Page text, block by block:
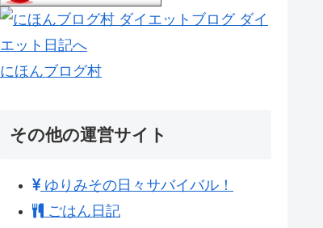
にほんブログ村
その他の運営サイト
ゆりみその日々サバイバル！
ごはん日記